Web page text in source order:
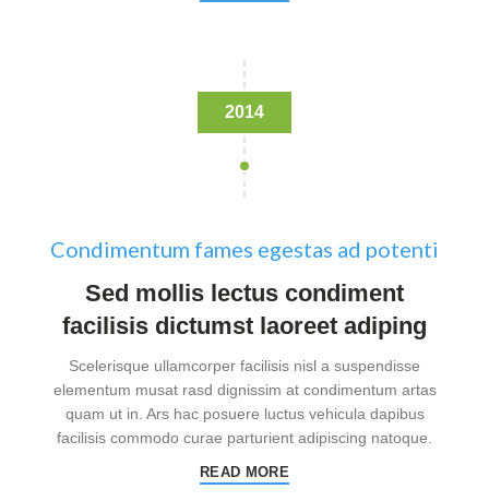
2014
Condimentum fames egestas ad potenti
Sed mollis lectus condiment
facilisis dictumst laoreet adiping
Scelerisque ullamcorper facilisis nisl a suspendisse
elementum musat rasd dignissim at condimentum artas
quam ut in. Ars hac posuere luctus vehicula dapibus
facilisis commodo curae parturient adipiscing natoque.
READ MORE